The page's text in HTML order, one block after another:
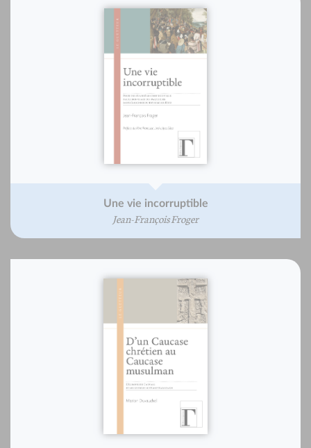
Une vie incorruptible
Jean-François Froger